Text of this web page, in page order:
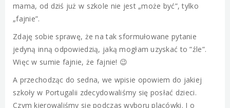
mama, od dziś już w szkole nie jest „może być”, tylko
„fajnie”.
Zdaję sobie sprawę, że na tak sformułowane pytanie
jedyną inną odpowiedzią, jaką mogłam uzyskać to ”źle”.
Więc w sumie fajnie, że fajnie! 😉
A przechodząc do sedna, we wpisie opowiem do jakiej
szkoły w Portugalii zdecydowaliśmy się posłać dzieci.
Czym kierowaliśmy się podczas wyboru placówki. I o